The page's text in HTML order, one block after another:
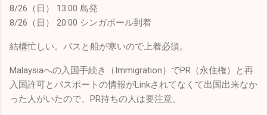
8/26（日） 13:00 島発
8/26（日） 20:00 シンガポール到着
結構忙しい。バスと船が寒いので上着必須。
Malaysiaへの入国手続き（Immigration）でPR（永住権）と再
入国許可とパスポートの情報がLinkされてなくて出国出来なか
った人がいたので、PR持ちの人は要注意。